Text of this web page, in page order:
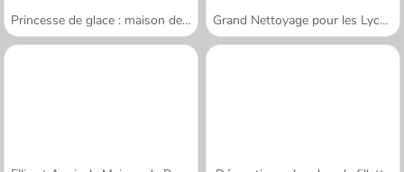
Princesse de glace : maison de poupée Grand Nettoyage pour les Lycéennes